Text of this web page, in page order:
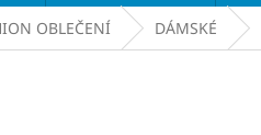
OBLEČENÍ DÁMSKÉ